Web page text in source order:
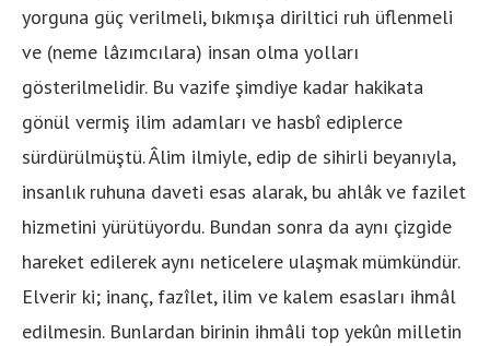
yorguna güç verilmeli, bıkmışa diriltici ruh üflenmeli
ve (neme lâzımcılara) insan olma yolları
gösterilmelidir. Bu vazife şimdiye kadar hakikata
gönül vermiş ilim adamları ve hasbî ediplerce
sürdürülmüştü. Âlim ilmiyle, edip de sihirli beyanıyla,
insanlık ruhuna daveti esas alarak, bu ahlâk ve fazilet
hizmetini yürütüyordu. Bundan sonra da aynı çizgide
hareket edilerek aynı neticelere ulaşmak mümkündür.
Elverir ki; inanç, fazîlet, ilim ve kalem esasları ihmâl
edilmesin. Bunlardan birinin ihmâli top yekûn milletin